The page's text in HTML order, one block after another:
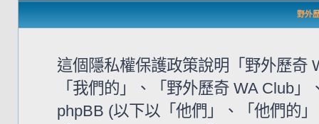
野外
這個隱私權保護政策說明「野外歷奇
「我們的」、「野外歷奇 WA Club
phpBB (以下以「他們」、「他們的